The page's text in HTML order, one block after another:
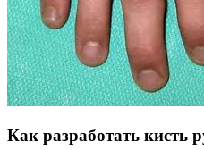
Как разработать кисть